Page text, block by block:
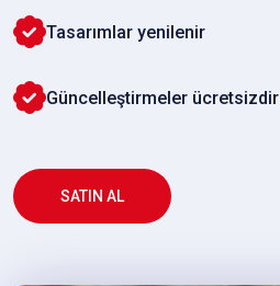
Tasarımlar yenilenir
Güncelleştirmeler ücretsizdir
SATIN AL